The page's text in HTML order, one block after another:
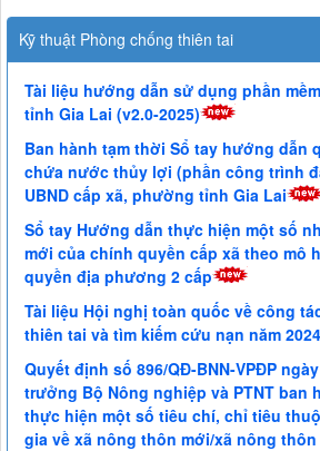
Kỹ thuật Phòng chống thiên tai
Tài liệu hướng dẫn sử dụng phần
tỉnh Gia Lai (v2.0-2025)
Ban hành tạm thời Sổ tay hướng dẫn
chứa nước thủy lợi (phần công trình
UBND cấp xã, phường tỉnh Gia Lai
Sổ tay Hướng dẫn thực hiện một số
mới của chính quyền cấp xã theo mô
quyền địa phương 2 cấp
Tài liệu Hội nghị toàn quốc về công
thiên tai và tìm kiếm cứu nạn năm 2024
Quyết định số 896/QĐ-BNN-VPĐP
trưởng Bộ Nông nghiệp và PTNT ban
thực hiện một số tiêu chí, chỉ tiêu
gia về xã nông thôn mới/xã nông